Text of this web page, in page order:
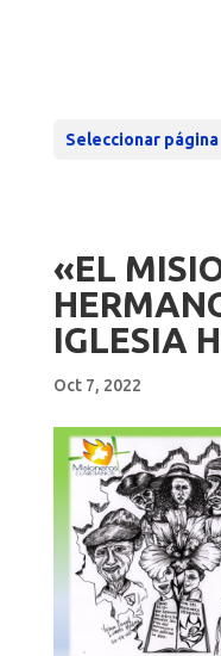
Seleccionar página
«EL
IGLESIA
Oct 7, 2022